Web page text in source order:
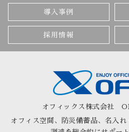
導入事例
採用情報
オフィックス株式会社
オフィス空間、防災備蓄品、名入れ